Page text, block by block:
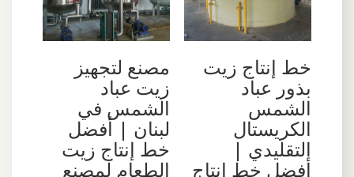
خط إنتاج زيت
بذور عباد
الشمس
الكريستال
التقليدي |
أفضل خط إنتاج
مصنع لتجهيز
زيت عباد
الشمس في
لبنان | أفضل
خط إنتاج زيت
الطعام لمصنع